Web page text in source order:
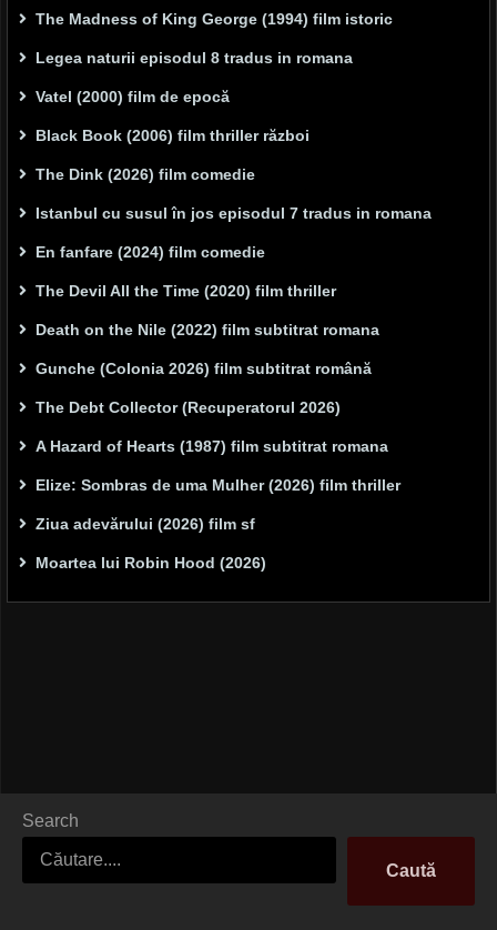
The Madness of King George (1994) film istoric
Legea naturii episodul 8 tradus in romana
Vatel (2000) film de epocă
Black Book (2006) film thriller război
The Dink (2026) film comedie
Istanbul cu susul în jos episodul 7 tradus in romana
En fanfare (2024) film comedie
The Devil All the Time (2020) film thriller
Death on the Nile (2022) film subtitrat romana
Gunche (Colonia 2026) film subtitrat română
The Debt Collector (Recuperatorul 2026)
A Hazard of Hearts (1987) film subtitrat romana
Elize: Sombras de uma Mulher (2026) film thriller
Ziua adevărului (2026) film sf
Moartea lui Robin Hood (2026)
Search
Caută